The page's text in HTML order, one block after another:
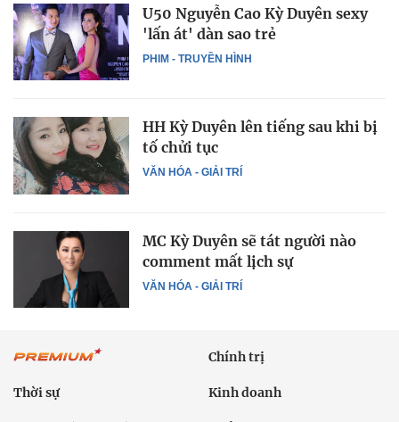
PHIM - TRUYỀN HÌNH
U50 Nguyễn Cao Kỳ Duyên sexy
'lấn át' dàn sao trẻ
VĂN HÓA - GIẢI TRÍ
HH Kỳ Duyên lên tiếng sau khi bị
tố chửi tục
VĂN HÓA - GIẢI TRÍ
MC Kỳ Duyên sẽ tát người nào
comment mất lịch sự
Chính trị
Thời sự Kinh doanh